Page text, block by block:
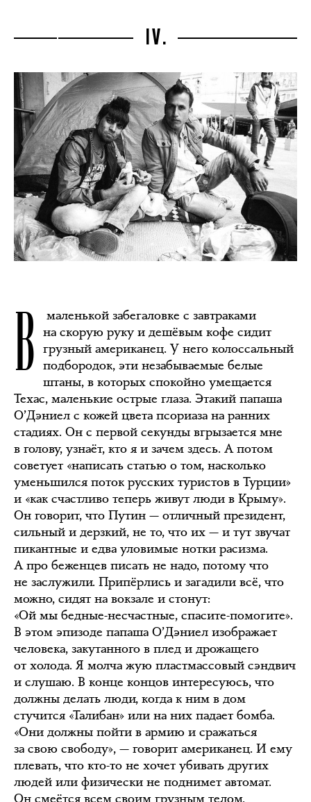
IV.
В
маленькой забегаловке с завтраками
на скорую руку и дешёвым кофе сидит
грузный американец. У него колоссальный
подбородок, эти незабываемые белые
штаны, в которых спокойно умещается
Техас, маленькие острые глаза. Этакий папаша
О’Дэниел с кожей цвета псориаза на ранних
стадиях. Он с первой секунды вгрызается мне
в голову, узнаёт, кто я и зачем здесь. А потом
советует «написать статью о том, насколько
уменьшился поток русских туристов в Турции»
и «как счастливо теперь живут люди в Крыму».
Он говорит, что Путин — отличный президент,
сильный и дерзкий, не то, что их — и тут звучат
пикантные и едва уловимые нотки расизма.
А про беженцев писать не надо, потому что
не заслужили. Припёрлись и загадили всё, что
можно, сидят на вокзале и стонут:
«Ой мы бедные-несчастные, спасите-помогите».
В этом эпизоде папаша О’Дэниел изображает
человека, закутанного в плед и дрожащего
от холода. Я молча жую пластмассовый сэндвич
и слушаю. В конце концов интересуюсь, что
должны делать люди, когда к ним в дом
стучится «Талибан» или на них падает бомба.
«Они должны пойти в армию и сражаться
за свою свободу», — говорит американец. И ему
плевать, что кто-то не хочет убивать других
людей или физически не поднимет автомат.
Он смеётся всем своим грузным телом,